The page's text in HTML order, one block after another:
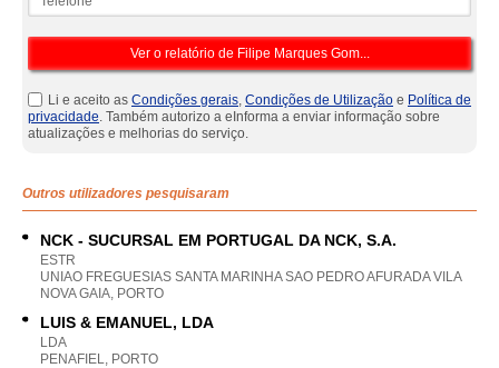
Li e aceito as Condições gerais, Condições de Utilização e Política de
privacidade. Também autorizo a eInforma a enviar informação sobre
atualizações e melhorias do serviço.
Outros utilizadores pesquisaram
NCK - SUCURSAL EM PORTUGAL DA NCK, S.A.
ESTR
UNIAO FREGUESIAS SANTA MARINHA SAO PEDRO AFURADA VILA
NOVA GAIA, PORTO
LUIS & EMANUEL, LDA
LDA
PENAFIEL, PORTO